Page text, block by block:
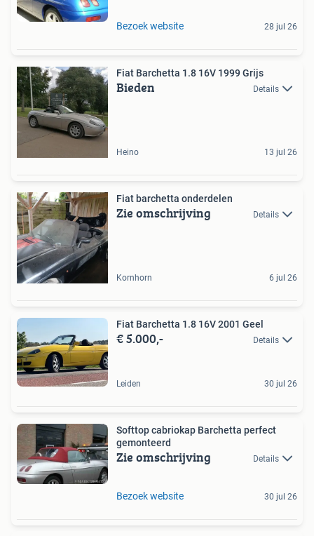
Bezoek website 28 jul 26
Fiat Barchetta 1.8 16V 1999 Grijs
Bieden Details
Heino 13 jul 26
Fiat barchetta onderdelen
Zie omschrijving Details
Kornhorn 6 jul 26
Fiat Barchetta 1.8 16V 2001 Geel
€ 5.000,- Details
Leiden 30 jul 26
Softtop cabriokap Barchetta perfect
gemonteerd
Zie omschrijving Details
Bezoek website 30 jul 26